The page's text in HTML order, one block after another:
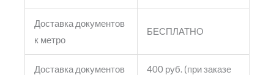
Доставка документов
к метро
БЕСПЛАТНО
Доставка документов
400 руб. (при заказе